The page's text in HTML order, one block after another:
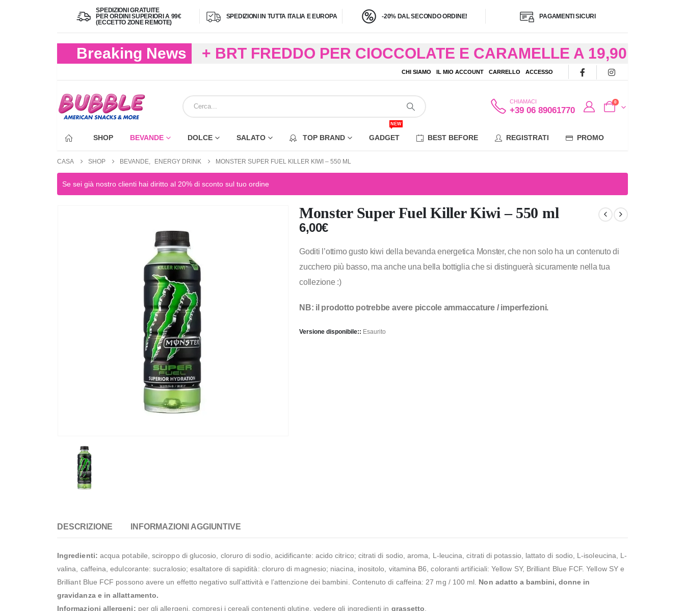
SPEDIZIONI GRATUITE
PER ORDINI SUPERIORI A 99€
(ECCETTO ZONE REMOTE)
SPEDIZIONI IN TUTTA ITALIA E EUROPA -20% DAL SECONDO ORDINE! PAGAMENTI SICURI
Breaking News
+ BRT FREDDO PER CIOCCOLATE E CARAMELLE A 19,90
(FINO A 4,9 KG) – CONSEGNA IN 24/48 ORE AD
ECCEZIONE DI ALCUNE AREE REMOTE
CHI SIAMO IL MIO ACCOUNT CARRELLO ACCESSO
CHIAMACI
+39 06 89061770
0
SHOP BEVANDE DOLCE SALATO TOP BRAND GADGET
NEW
BEST BEFORE REGISTRATI PROMO
CASA SHOP BEVANDE ENERGY DRINK MONSTER SUPER FUEL KILLER KIWI – 550 ML
Se sei già nostro clienti hai diritto al 20% di sconto sul tuo ordine
Monster Super Fuel Killer Kiwi – 550 ml
6,00€
Goditi l’ottimo gusto kiwi della bevanda energetica Monster, che non solo ha un contenuto di
zucchero più basso, ma anche una bella bottiglia che si distinguerà sicuramente nella tua
collezione :)
NB: il prodotto potrebbe avere piccole ammaccature / imperfezioni.
Versione disponibile:: Esaurito
DESCRIZIONE INFORMAZIONI AGGIUNTIVE
Ingredienti: acqua potabile, sciroppo di glucosio, cloruro di sodio, acidificante: acido citrico; citrati di sodio, aroma, L-leucina, citrati di potassio, lattato di sodio, L-isoleucina, L-
valina, caffeina, edulcorante: sucralosio; esaltatore di sapidità: cloruro di magnesio; niacina, inositolo, vitamina B6, coloranti artificiali: Yellow SY, Brilliant Blue FCF. Yellow SY e
Brilliant Blue FCF possono avere un effetto negativo sull’attività e l’attenzione dei bambini. Contenuto di caffeina: 27 mg / 100 ml. Non adatto a bambini, donne in
gravidanza e in allattamento.
Informazioni allergeni: per gli allergeni, compresi i cereali contenenti glutine, vedere gli ingredienti in grassetto.